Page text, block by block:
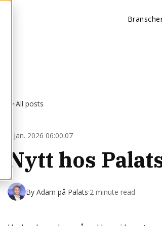
All posts
1 jan. 2026 06:00:07
Nytt hos
By Adam på Palats·2 minute read